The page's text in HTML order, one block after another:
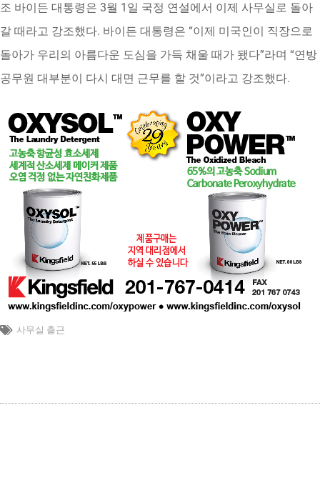
조 바이든 대통령은 3월 1일 국정 연설에서 이제 사무실로 돌아
갈 때라고 강조했다. 바이든 대통령은 “이제 미국인이 직장으로
돌아가 우리의 아름다운 도심을 가득 채울 때가 됐다”라며 “연방
공무원 대부분이 다시 대면 근무를 할 것”이라고 강조했다.
사무실 출근